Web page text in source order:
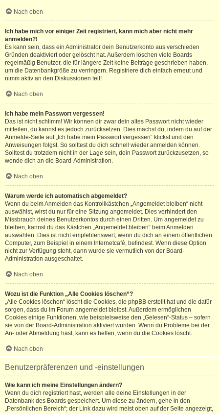
Nach oben
Ich habe mich vor einiger Zeit registriert, kann mich aber nicht mehr
anmelden?!
Es kann sein, dass ein Administrator dein Benutzerkonto aus verschieden
Gründen deaktiviert oder gelöscht hat. Außerdem löschen viele Boards
regelmäßig Benutzer, die für längere Zeit keine Beiträge geschrieben haben,
um die Datenbankgröße zu verringern. Registriere dich einfach erneut und
nimm aktiv an den Diskussionen teil!
Nach oben
Ich habe mein Passwort vergessen!
Das ist nicht schlimm! Wir können dir zwar dein altes Passwort nicht wieder
mitteilen, du kannst es jedoch zurücksetzen. Dies machst du, indem du auf der
Anmelde-Seite auf „Ich habe mein Passwort vergessen“ klickst und den
Anweisungen folgst. So solltest du dich schnell wieder anmelden können.
Solltest du trotzdem nicht in der Lage sein, dein Passwort zurückzusetzen, so
wende dich an die Board-Administration.
Nach oben
Warum werde ich automatisch abgemeldet?
Wenn du beim Anmelden das Kontrollkästchen „Angemeldet bleiben“ nicht
auswählst, wirst du nur für eine Sitzung angemeldet. Dies verhindert den
Missbrauch deines Benutzerkontos durch einen Dritten. Um angemeldet zu
bleiben, kannst du das Kästchen „Angemeldet bleiben“ beim Anmelden
auswählen. Dies ist nicht empfehlenswert, wenn du dich an einem öffentlichen
Computer, zum Beispiel in einem Internetcafé, befindest. Wenn diese Option
nicht zur Verfügung steht, dann wurde sie vermutlich von der Board-
Administration ausgeschaltet.
Nach oben
Wozu ist die Funktion „Alle Cookies löschen“?
„Alle Cookies löschen“ löscht die Cookies, die phpBB erstellt hat und die dafür
sorgen, dass du im Forum angemeldet bleibst. Außerdem ermöglichen
Cookies einige Funktionen, wie beispielsweise den „Gelesen“-Status – sofern
sie von der Board-Administration aktiviert wurden. Wenn du Probleme bei der
An- oder Abmeldung hast, kann es helfen, wenn du die Cookies löscht.
Nach oben
Benutzerpräferenzen und -einstellungen
Wie kann ich meine Einstellungen ändern?
Wenn du dich registriert hast, werden alle deine Einstellungen in der
Datenbank des Boards gespeichert. Um diese zu ändern, gehe in den
„Persönlichen Bereich“; der Link dazu wird meist oben auf der Seite angezeigt,